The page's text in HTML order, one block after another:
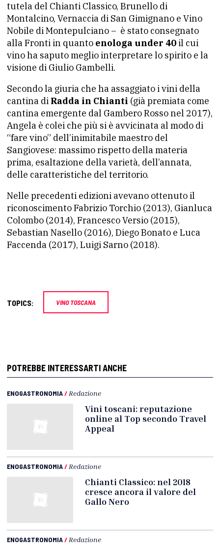
tutela del Chianti Classico, Brunello di
Montalcino, Vernaccia di San Gimignano e Vino
Nobile di Montepulciano – è stato consegnato
alla Fronti in quanto enologa under 40il cui
vino ha saputo meglio interpretare lo spirito e la
visione di Giulio Gambelli.
Secondo la giuria che ha assaggiato i vini della
cantina di Radda in Chianti (già premiata come
cantina emergente dal Gambero Rosso nel 2017),
Angela è colei che più si è avvicinata al modo di
“fare vino” dell’inimitabile maestro del
Sangiovese: massimo rispetto della materia
prima, esaltazione della varietà, dell’annata,
delle caratteristiche del territorio.
Nelle precedenti edizioni avevano ottenuto il
riconoscimento Fabrizio Torchio (2013), Gianluca
Colombo (2014), Francesco Versio (2015),
Sebastian Nasello (2016), Diego Bonato e Luca
Faccenda (2017), Luigi Sarno (2018).
TOPICS: VINO TOSCANA
POTREBBE INTERESSARTI ANCHE
ENOGASTRONOMIA/ Redazione
Vini toscani: reputazione
online al Top secondo Travel
Appeal
ENOGASTRONOMIA/ Redazione
Chianti Classico: nel 2018
cresce ancora il valore del
Gallo Nero
ENOGASTRONOMIA/ Redazione